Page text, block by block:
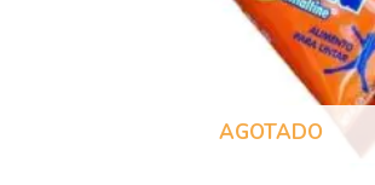
AGOTADO